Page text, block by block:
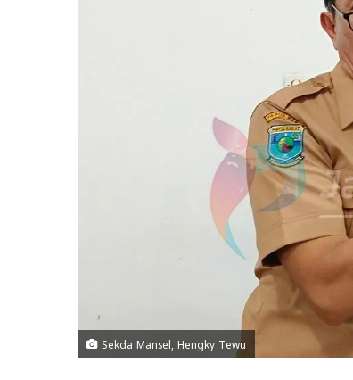
Sekda Mansel, Hengky Tewu